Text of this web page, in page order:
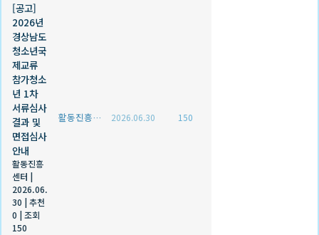
[공고]
2026년
경상남도
청소년국
제교류
참가청소
년 1차
서류심사
결과 및
면접심사
안내
활동진흥
센터 |
2026.06.
30 |추천
0 |조회
150
활동진흥센터 2026.06.30 150